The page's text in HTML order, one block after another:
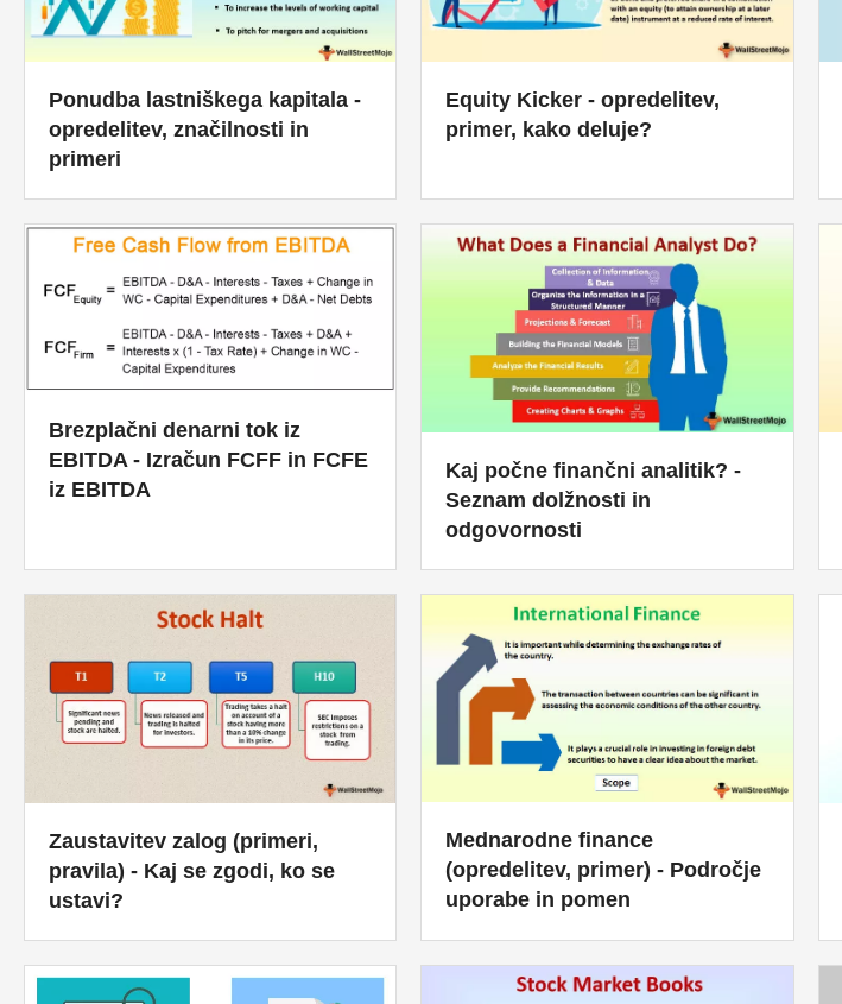
Ponudba lastniškega kapitala -
opredelitev, značilnosti in
primeri
Equity Kicker - opredelitev,
primer, kako deluje?
Brezplačni denarni tok iz
EBITDA - Izračun FCFF in FCFE
iz EBITDA
Kaj počne finančni analitik? -
Seznam dolžnosti in
odgovornosti
Zaustavitev zalog (primeri,
pravila) - Kaj se zgodi, ko se
ustavi?
Mednarodne finance
(opredelitev, primer) - Področje
uporabe in pomen